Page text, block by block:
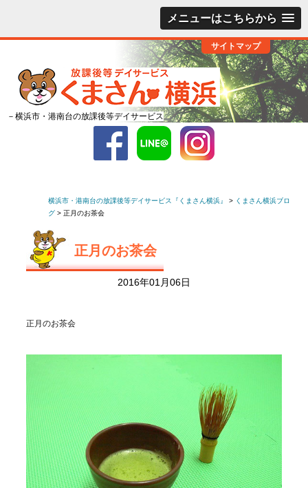
メニューはこちらから
サイトマップ
－横浜市・港南台の放課後等デイサービス
横浜市・港南台の放課後等デイサービス『くまさん横浜』 > くまさん横浜ブロ
グ > 正月のお茶会
正月のお茶会
2016年01月06日
正月のお茶会